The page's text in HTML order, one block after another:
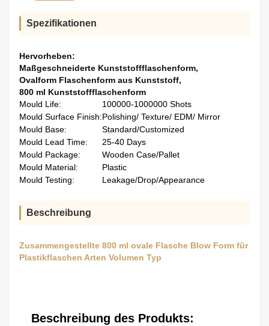
Spezifikationen
Hervorheben:
Maßgeschneiderte Kunststoffflaschenform,
Ovalform Flaschenform aus Kunststoff,
800 ml Kunststoffflaschenform
Mould Life:
100000-1000000 Shots
Mould Surface Finish:Polishing/ Texture/ EDM/ Mirror
Mould Base:
Standard/Customized
Mould Lead Time:
25-40 Days
Mould Package:
Wooden Case/Pallet
Mould Material:
Plastic
Mould Testing:
Leakage/Drop/Appearance
Beschreibung
Zusammengestellte 800 ml ovale Flasche Blow Form für
Plastikflaschen Arten Volumen Typ
Beschreibung des Produkts: